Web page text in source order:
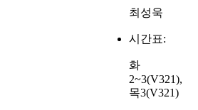
최성욱
시간표:
화
2~3(V321),
목3(V321)